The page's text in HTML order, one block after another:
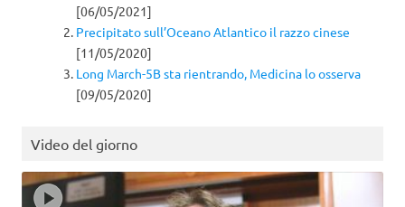
[06/05/2021]
Precipitato sull’Oceano Atlantico il razzo cinese
[11/05/2020]
Long March-5B sta rientrando, Medicina lo osserva
[09/05/2020]
Video del giorno